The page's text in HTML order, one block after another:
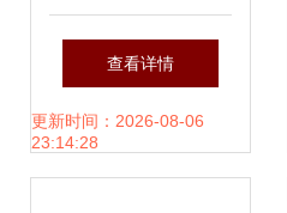
人 打造有温度的教
育活动策划新视角
查看详情
更新时间：2026-08-06
23:14:28